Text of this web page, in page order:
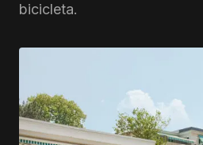
bicicleta.